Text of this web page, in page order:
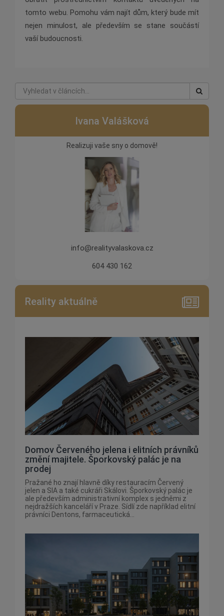
tomto webu. Pomohu vám najít dům, který bude mít
nejen minulost, ale především se stane součástí
vaší budoucnosti.
Ivana Valášková
Realizuji vaše sny o domově!
info@realityvalaskova.cz
604 430 162
Reality aktuálně
Domov Červeného jelena i elitních právníků
změní majitele. Šporkovský palác je na
prodej
Pražané ho znají hlavně díky restauracím Červený
jelen a SIA a také cukráři Skálovi. Šporkovský palác je
ale především administrativní komplex s jedněmi z
nejdražších kanceláří v Praze. Sídlí zde například elitní
právníci Dentons, farmaceutická...